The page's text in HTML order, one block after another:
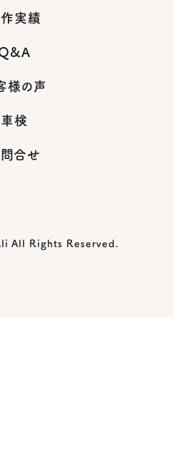
実績
様の声
車検
合せ
All Rights Reserved.